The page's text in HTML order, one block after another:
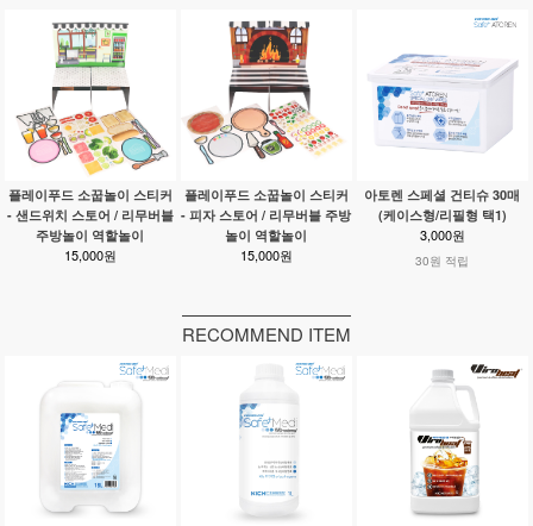
플레이푸드 소꿉놀이 스티커
- 샌드위치 스토어 / 리무버블
주방놀이 역할놀이
15,000원
플레이푸드 소꿉놀이 스티커
- 피자 스토어 / 리무버블 주방
놀이 역할놀이
15,000원
아토렌 스페셜 건티슈 30매
(케이스형/리필형 택1)
3,000원
30원 적립
RECOMMEND ITEM